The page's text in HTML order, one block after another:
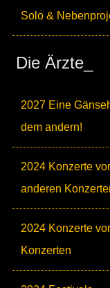
Solo &
Die Ärzte_
2027 Eine
dem andern!
2024 Konzerte
anderen
2024 Konzerte
Konzerten